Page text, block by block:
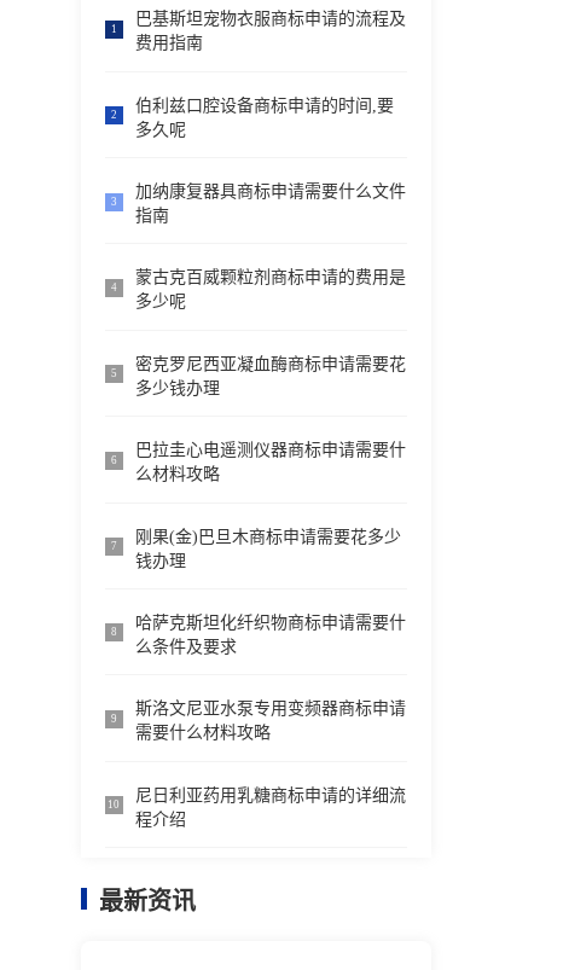
1
巴基斯坦宠物衣服商标申请的流程及
费用指南
2
伯利兹口腔设备商标申请的时间,要
多久呢
3
加纳康复器具商标申请需要什么文件
指南
4
蒙古克百威颗粒剂商标申请的费用是
多少呢
5
密克罗尼西亚凝血酶商标申请需要花
多少钱办理
6
巴拉圭心电遥测仪器商标申请需要什
么材料攻略
7
刚果(金)巴旦木商标申请需要花多少
钱办理
8
哈萨克斯坦化纤织物商标申请需要什
么条件及要求
9
斯洛文尼亚水泵专用变频器商标申请
需要什么材料攻略
10
尼日利亚药用乳糖商标申请的详细流
程介绍
最新资讯